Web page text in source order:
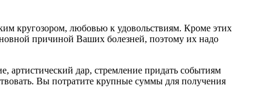
кругозором, любовью к удовольствиям. Кроме этих
причиной Ваших болезней, поэтому их надо
артистический дар, стремление придать событиям
Вы потратите крупные суммы для получения